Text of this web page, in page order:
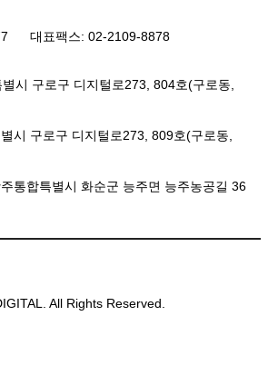
대표팩스: 02-2109-8878
시 구로구 디지털로273, 804호(구로동,
시 구로구 디지털로273, 809호(구로동,
통합특별시 화순군 능주면 능주농공길 36
All Rights Reserved.